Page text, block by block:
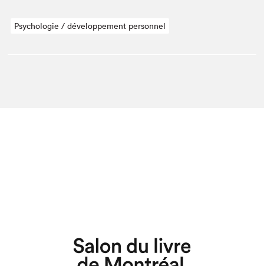
Psychologie / développement personnel